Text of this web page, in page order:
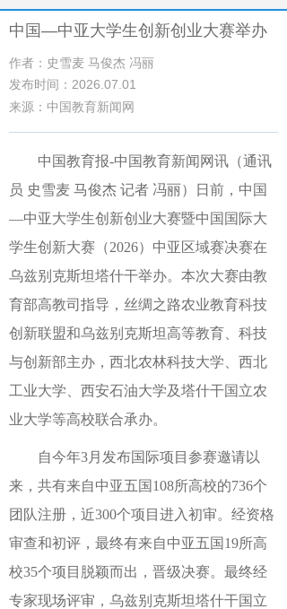
中国—中亚大学生创新创业大赛举办
作者：史雪麦 马俊杰 冯丽
发布时间：2026.07.01
来源：中国教育新闻网
中国教育报-中国教育新闻网讯（通讯
员 史雪麦 马俊杰 记者 冯丽）
日前，中国
—中亚大学生创新创业大赛暨中国国际大
学生创新大赛（2026）中亚区域赛决赛在
乌兹别克斯坦塔什干举办。本次大赛由教
育部高教司指导，丝绸之路农业教育科技
创新联盟和乌兹别克斯坦高等教育、科技
与创新部主办，西北农林科技大学、西北
工业大学、西安石油大学及塔什干国立农
业大学等高校联合承办。
自今年3月发布国际项目参赛邀请以
来，共有来自中亚五国108所高校的736个
团队注册，近300个项目进入初审。经资格
审查和初评，最终有来自中亚五国19所高
校35个项目脱颖而出，晋级决赛。最终经
专家现场评审，乌兹别克斯坦塔什干国立